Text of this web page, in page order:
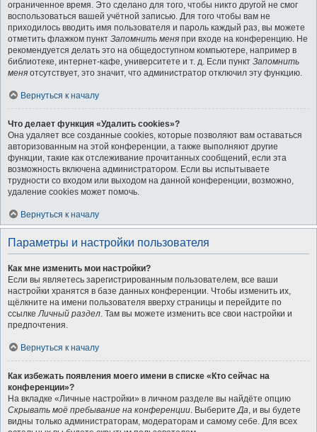
ограниченное время. Это сделано для того, чтобы никто другой не смог
воспользоваться вашей учётной записью. Для того чтобы вам не
приходилось вводить имя пользователя и пароль каждый раз, вы можете
отметить флажком пункт Запомнить меня при входе на конференцию. Не
рекомендуется делать это на общедоступном компьютере, например в
библиотеке, интернет-кафе, университете и т. д. Если пункт Запомнить
меня отсутствует, это значит, что администратор отключил эту функцию.
Вернуться к началу
Что делает функция «Удалить cookies»?
Она удаляет все созданные cookies, которые позволяют вам оставаться
авторизованным на этой конференции, а также выполняют другие
функции, такие как отслеживание прочитанных сообщений, если эта
возможность включена администратором. Если вы испытываете
трудности со входом или выходом на данной конференции, возможно,
удаление cookies может помочь.
Вернуться к началу
Параметры и настройки пользователя
Как мне изменить мои настройки?
Если вы являетесь зарегистрированным пользователем, все ваши
настройки хранятся в базе данных конференции. Чтобы изменить их,
щёлкните на имени пользователя вверху страницы и перейдите по
ссылкеЛичный раздел. Там вы можете изменить все свои настройки и
предпочтения.
Вернуться к началу
Как избежать появления моего имени в списке «Кто сейчас на
конференции»?
На вкладке «Личные настройки» в личном разделе вы найдёте опцию
Скрывать моё пребывание на конференции. ВыберитеДа, и вы будете
видны только администраторам, модераторам и самому себе. Для всех